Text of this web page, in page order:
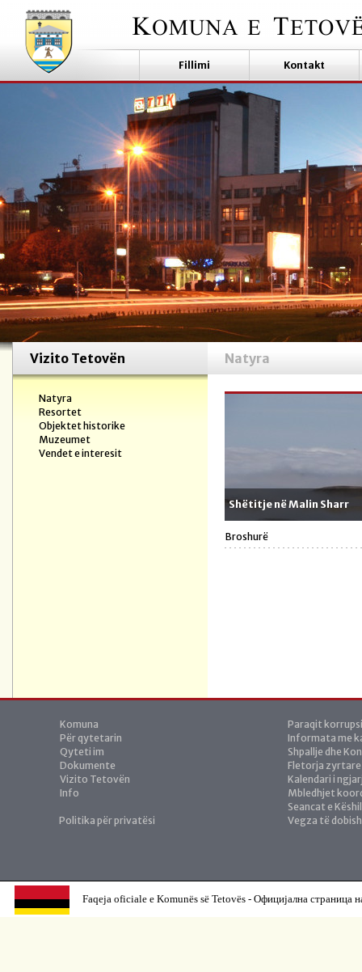
Fillimi Kontakt
Vizito Tetovën Natyra
Natyra
Resortet
Objektet historike
Muzeumet
Vendet e interesit
Shëtitje në Malin Sharr
Broshurë
Komuna
Për qytetarin
Qyteti im
Dokumente
Vizito Tetovën
Info
Politika për privatësi
Paraqit
Informata me
Shpallje dhe
Fletorja zyrtare
Kalendari i
Mbledhjet
Seancat e
Vegza të
Faqeja oficiale e Komunës së Tetovës - Официјална